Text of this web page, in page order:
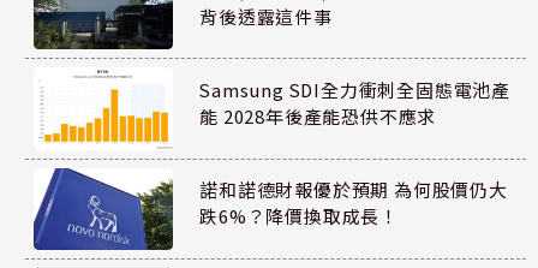
背後透露這件事
Samsung SDI全力衝刺全固態電池產
能 2028年後產能恐供不應求
諾和諾德財報優於預期 為何股價仍大
跌6%？降價換取成長！